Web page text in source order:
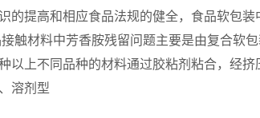
的提高和相应食品法规的健全，食品软
材料中芳香胺残留问题主要是由复合软包
以上不同品种的材料通过胶粘剂粘合，经
溶剂型